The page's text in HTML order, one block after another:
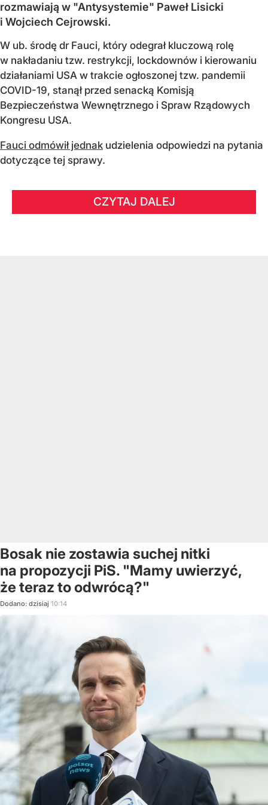
rozmawiają w "Antysystemie" Paweł Lisicki
i Wojciech Cejrowski.
W ub. środę dr Fauci, który odegrał kluczową rolę
w nakładaniu tzw. restrykcji, lockdownów i kierowaniu
działaniami USA w trakcie ogłoszonej tzw. pandemii
COVID-19, stanął przed senacką Komisją
Bezpieczeństwa Wewnętrznego i Spraw Rządowych
Kongresu USA.
Fauci odmówił jednak udzielenia odpowiedzi na pytania
dotyczące tej sprawy.
CZYTAJ DALEJ
Bosak nie zostawia suchej nitki
na propozycji PiS. "Mamy uwierzyć,
że teraz to odwrócą?"
Dodano: dzisiaj 10:14